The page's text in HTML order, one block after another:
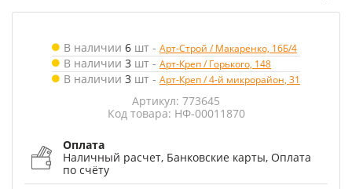
В наличии 6 шт - Арт-Строй / Макаренко, 16Б/4
В наличии 3 шт - Арт-Креп / Горького, 148
В наличии 3 шт - Арт-Креп / 4-й микрорайон, 31
Артикул: 773645
Код товара: НФ-00011870
Оплата
Наличный расчет, Банковские карты, Оплата
по счёту